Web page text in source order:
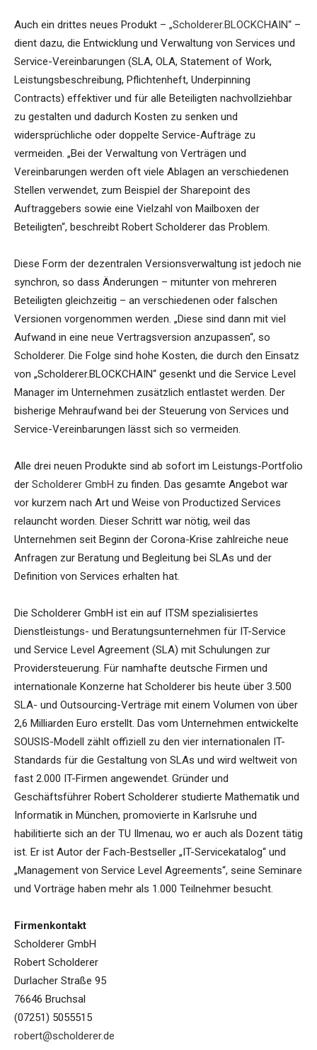
Auch ein drittes neues Produkt – „Scholderer.BLOCKCHAIN“ –
dient dazu, die Entwicklung und Verwaltung von Services und
Service-Vereinbarungen (SLA, OLA, Statement of Work,
Leistungsbeschreibung, Pflichtenheft, Underpinning
Contracts) effektiver und für alle Beteiligten nachvollziehbar
zu gestalten und dadurch Kosten zu senken und
widersprüchliche oder doppelte Service-Aufträge zu
vermeiden. „Bei der Verwaltung von Verträgen und
Vereinbarungen werden oft viele Ablagen an verschiedenen
Stellen verwendet, zum Beispiel der Sharepoint des
Auftraggebers sowie eine Vielzahl von Mailboxen der
Beteiligten“, beschreibt Robert Scholderer das Problem.
Diese Form der dezentralen Versionsverwaltung ist jedoch nie
synchron, so dass Änderungen – mitunter von mehreren
Beteiligten gleichzeitig – an verschiedenen oder falschen
Versionen vorgenommen werden. „Diese sind dann mit viel
Aufwand in eine neue Vertragsversion anzupassen“, so
Scholderer. Die Folge sind hohe Kosten, die durch den Einsatz
von „Scholderer.BLOCKCHAIN“ gesenkt und die Service Level
Manager im Unternehmen zusätzlich entlastet werden. Der
bisherige Mehraufwand bei der Steuerung von Services und
Service-Vereinbarungen lässt sich so vermeiden.
Alle drei neuen Produkte sind ab sofort im Leistungs-Portfolio
der Scholderer GmbH zu finden. Das gesamte Angebot war
vor kurzem nach Art und Weise von Productized Services
relauncht worden. Dieser Schritt war nötig, weil das
Unternehmen seit Beginn der Corona-Krise zahlreiche neue
Anfragen zur Beratung und Begleitung bei SLAs und der
Definition von Services erhalten hat.
Die Scholderer GmbH ist ein auf ITSM spezialisiertes
Dienstleistungs- und Beratungsunternehmen für IT-Service
und Service Level Agreement (SLA) mit Schulungen zur
Providersteuerung. Für namhafte deutsche Firmen und
internationale Konzerne hat Scholderer bis heute über 3.500
SLA- und Outsourcing-Verträge mit einem Volumen von über
2,6 Milliarden Euro erstellt. Das vom Unternehmen entwickelte
SOUSIS-Modell zählt offiziell zu den vier internationalen IT-
Standards für die Gestaltung von SLAs und wird weltweit von
fast 2.000 IT-Firmen angewendet. Gründer und
Geschäftsführer Robert Scholderer studierte Mathematik und
Informatik in München, promovierte in Karlsruhe und
habilitierte sich an der TU Ilmenau, wo er auch als Dozent tätig
ist. Er ist Autor der Fach-Bestseller „IT-Servicekatalog“ und
„Management von Service Level Agreements“, seine Seminare
und Vorträge haben mehr als 1.000 Teilnehmer besucht.
Firmenkontakt
Scholderer GmbH
Robert Scholderer
Durlacher Straße 95
76646 Bruchsal
(07251) 5055515
robert@scholderer.de